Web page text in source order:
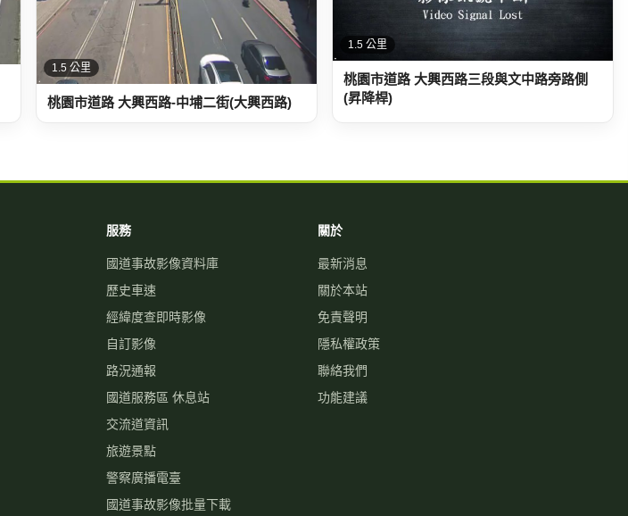
1.5 公里
桃園市道路 大興西路-中埔二街(大興西路)
1.5 公里
桃園市道路 大興西路三段與文中路旁路側
(昇降桿)
服務
國道事故影像資料庫
歷史車速
經緯度查即時影像
自訂影像
路況通報
國道服務區 休息站
交流道資訊
旅遊景點
警察廣播電臺
國道事故影像批量下載
關於
最新消息
關於本站
免責聲明
隱私權政策
聯絡我們
功能建議